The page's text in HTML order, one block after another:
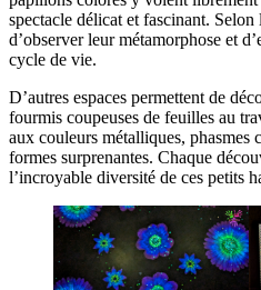
spectacle délicat et fascinant.
d’observer leur métamorphose et
cycle de vie.
D’autres espaces permettent de
fourmis coupeuses de feuilles au
aux couleurs métalliques, phasmes
formes surprenantes. Chaque
l’incroyable diversité de ces petits